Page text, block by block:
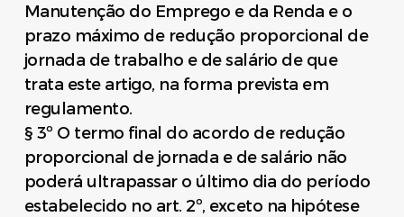
Manutenção do Emprego e da Renda e o
prazo máximo de redução proporcional de
jornada de trabalho e de salário de que
trata este artigo, na forma prevista em
regulamento.
§ 3º O termo final do acordo de redução
proporcional de jornada e de salário não
poderá ultrapassar o último dia do período
estabelecido no art. 2º, exceto na hipótese